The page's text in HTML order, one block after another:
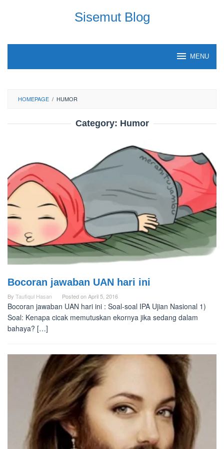
Sisemut Blog
MENU
HOMEPAGE / HUMOR
Category: Humor
Bocoran jawaban UAN hari ini
By Taufiqul Hasan Posted onApril 5, 2016
Bocoran jawaban UAN hari ini : Soal-soal IPA Ujian Nasional 1)
Soal: Kenapa cicak memutuskan ekornya jika sedang dalam
bahaya? […]